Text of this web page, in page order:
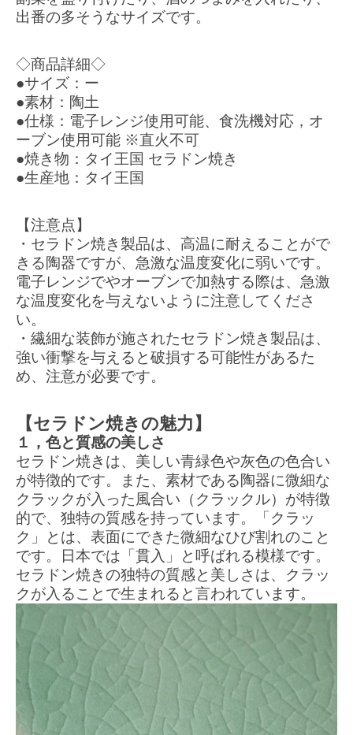
出番の多そうなサイズです。
◇商品詳細◇
●サイズ：ー
●素材：陶土
●仕様：電子レンジ使用可能、食洗機対応，オ
ーブン使用可能 ※直火不可
●焼き物：タイ王国 セラドン焼き
●生産地：タイ王国
【注意点】
・セラドン焼き製品は、高温に耐えることがで
きる陶器ですが、急激な温度変化に弱いです。
電子レンジでやオーブンで加熱する際は、急激
な温度変化を与えないように注意してくださ
い。
・繊細な装飾が施されたセラドン焼き製品は、
強い衝撃を与えると破損する可能性があるた
め、注意が必要です。
【セラドン焼きの魅力】
１，色と質感の美しさ
セラドン焼きは、美しい青緑色や灰色の色合い
が特徴的です。また、素材である陶器に微細な
クラックが入った風合い（クラックル）が特徴
的で、独特の質感を持っています。「クラッ
ク」とは、表面にできた微細なひび割れのこと
です。日本では「貫入」と呼ばれる模様です。
セラドン焼きの独特の質感と美しさは、クラッ
クが入ることで生まれると言われています。